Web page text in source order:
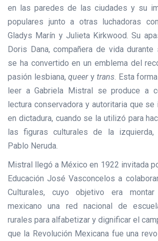
en las paredes de las ciudades y su
populares junto a otras luchadoras
Gladys Marín y Julieta Kirkwood. Su
Doris Dana, compañera de vida durante
se ha convertido en un emblema del
pasión lesbiana, queery trans. Esta
leer a Gabriela Mistral se produce a
lectura conservadora y autoritaria que
en dictadura, cuando se la utilizó para
las figuras culturales de la izquierda,
Pablo Neruda.
Mistral llegó a México en 1922 invitada
Educación José Vasconcelos a
Culturales, cuyo objetivo era
mexicano una red nacional de
rurales para alfabetizar y dignificar el
que la Revolución Mexicana fue una